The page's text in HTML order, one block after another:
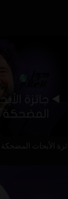
الأبحاث المضحكة